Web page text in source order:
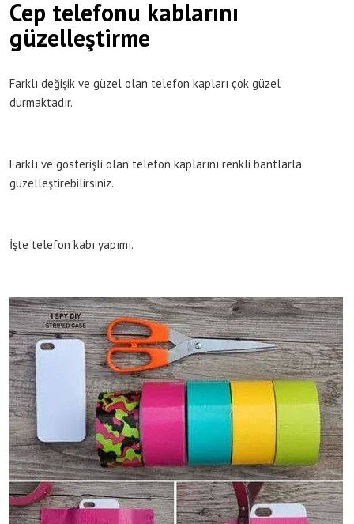
Cep telefonu kablarını
güzelleştirme
Farklı değişik ve güzel olan telefon kapları çok güzel
durmaktadır.
Farklı ve gösterişli olan telefon kaplarını renkli bantlarla
güzelleştirebilirsiniz.
İşte telefon kabı yapımı.